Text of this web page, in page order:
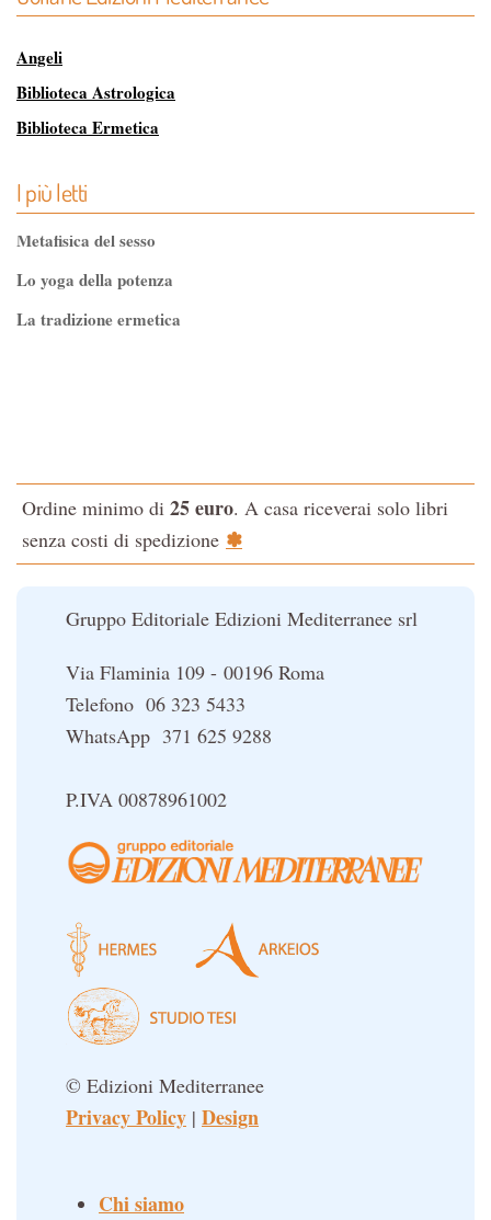
Angeli
Biblioteca Astrologica
Biblioteca Ermetica
Biblioteca dei Misteri
Classici dell'Occulto
L'Opera Segreta
La Fonte del Benessere
Nonsoloscienza
Opere di Julius Evola
Simbolica Massonica
Un libro per Sempre
I più letti
Metafisica del sesso
Lo yoga della potenza
La tradizione ermetica
La Cabala
Il potere del serpente
Ordine minimo di 25 euro. A casa riceverai solo libri
senza costi di spedizione ✽
Gruppo Editoriale Edizioni Mediterranee srl
Via Flaminia 109 - 00196 Roma
Telefono 06 323 5433
WhatsApp 371 625 9288
P.IVA 00878961002
© Edizioni Mediterranee
Privacy Policy | Design
Chi siamo